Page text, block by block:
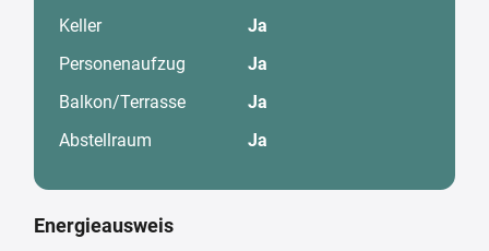
Keller
Ja
Personenaufzug
Ja
Balkon/Terrasse
Ja
Abstellraum
Ja
Energieausweis